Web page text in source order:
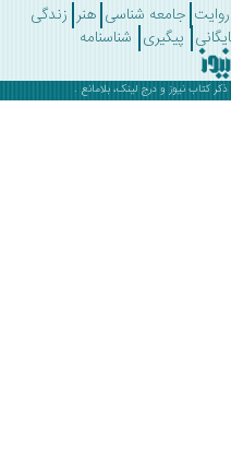
جامعه شناسی هنر زندگی
پیگیری شناسنامه
و درج لینک، بلامانع .